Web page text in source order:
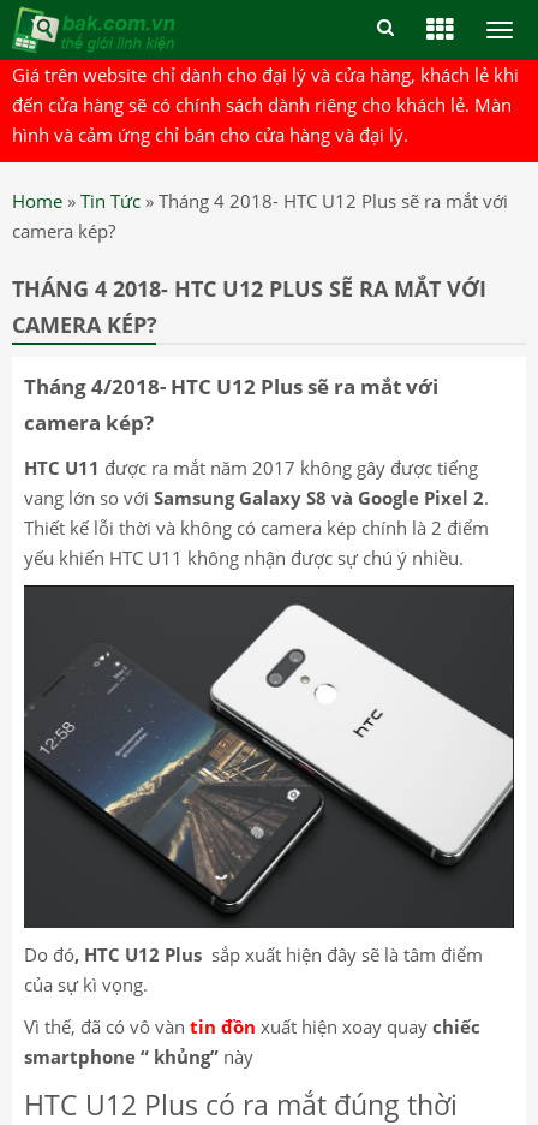
Giá trên website chỉ dành cho đại lý và cửa hàng, khách lẻ khi
đến cửa hàng sẽ có chính sách dành riêng cho khách lẻ. Màn
hình và cảm ứng chỉ bán cho cửa hàng và đại lý.
Home » Tin Tức » Tháng 4 2018- HTC U12 Plus sẽ ra mắt với
camera kép?
THÁNG 4 2018- HTC U12 PLUS SẼ RA MẮT VỚI
CAMERA KÉP?
Tháng 4/2018- HTC U12 Plus sẽ ra mắt với
camera kép?
HTC U11 được ra mắt năm 2017 không gây được tiếng
vang lớn so với Samsung Galaxy S8 và Google Pixel 2.
Thiết kế lỗi thời và không có camera kép chính là 2 điểm
yếu khiến HTC U11 không nhận được sự chú ý nhiều.
Do đó, HTC U12 Plus sắp xuất hiện đây sẽ là tâm điểm
của sự kì vọng.
Vì thế, đã có vô vàn tin đồn xuất hiện xoay quay chiếc
smartphone “ khủng” này
HTC U12 Plus có ra mắt đúng thời